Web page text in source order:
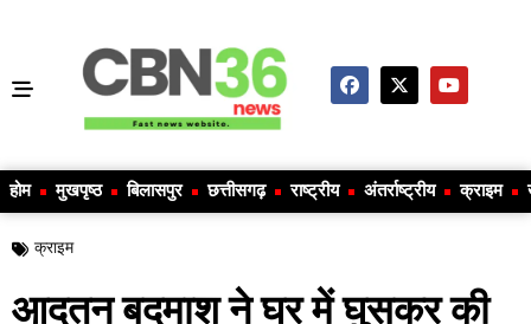
होम मुखपृष्ठ बिलासपुर छत्तीसगढ़ राष्ट्रीय अंतर्राष्ट्रीय क्राइम
क्राइम
आदतन बदमाश ने घर में घुसकर की